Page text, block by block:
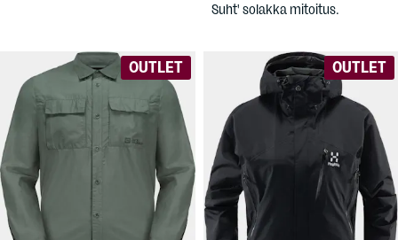
Suht' solakka mitoitus.
OUTLET OUTLET